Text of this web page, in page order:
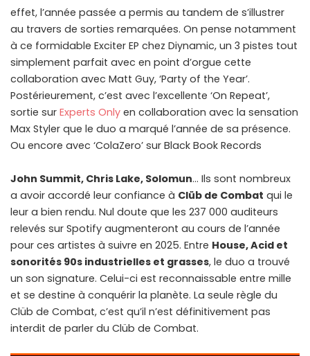
effet, l’année passée a permis au tandem de s’illustrer
au travers de sorties remarquées. On pense notamment
à ce formidable Exciter EP chez Diynamic, un 3 pistes tout
simplement parfait avec en point d’orgue cette
collaboration avec Matt Guy, ‘Party of the Year’.
Postérieurement, c’est avec l’excellente ‘On Repeat’,
sortie sur Experts Only en collaboration avec la sensation
Max Styler que le duo a marqué l’année de sa présence.
Ou encore avec ‘ColaZero’ sur Black Book Records
John Summit, Chris Lake, Solomun… Ils sont nombreux
a avoir accordé leur confiance à Clüb de Combat qui le
leur a bien rendu. Nul doute que les 237 000 auditeurs
relevés sur Spotify augmenteront au cours de l’année
pour ces artistes à suivre en 2025. Entre House, Acid et
sonorités 90s industrielles et grasses, le duo a trouvé
un son signature. Celui-ci est reconnaissable entre mille
et se destine à conquérir la planète. La seule règle du
Clüb de Combat, c’est qu’il n’est définitivement pas
interdit de parler du Clüb de Combat.